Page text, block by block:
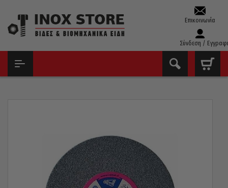
Επικοινωνία
Σύνδεση /